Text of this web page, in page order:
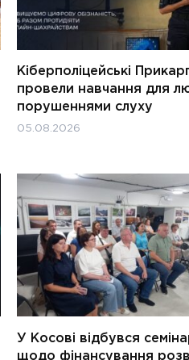
Кіберполіцейські
провели навчання для
порушеннями слуху
05.08.2026
У Косові відбувся
щодо фінансування